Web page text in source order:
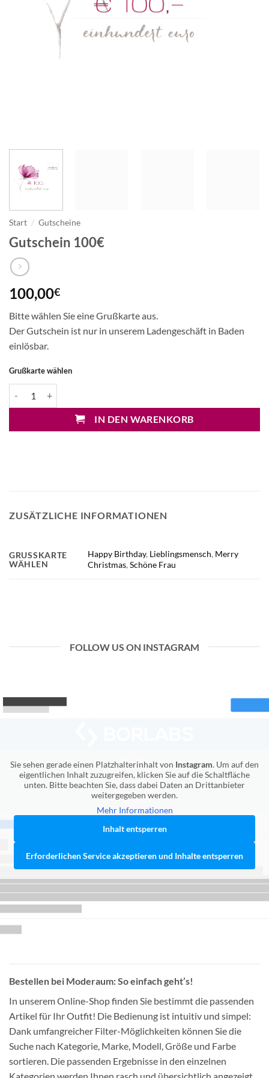
Start / Gutscheine
Gutschein 100€
100,00€
Bitte wählen Sie eine Grußkarte aus.
Der Gutschein ist nur in unserem Ladengeschäft in Baden
einlösbar.
Grußkarte wählen
IN DEN WARENKORB
ZUSÄTZLICHE INFORMATIONEN
GRUSSKARTE W
ÄHLEN
Happy Birthday, Lieblingsmensch, Merry
Christmas,Schöne Frau
FOLLOW US ON INSTAGRAM
Sie sehen gerade einen Platzhalterinhalt von Instagram. Um auf den
eigentlichen Inhalt zuzugreifen, klicken Sie auf die Schaltfläche
unten. Bitte beachten Sie, dass dabei Daten an Drittanbieter
weitergegeben werden.
Mehr Informationen
Inhalt entsperren
Erforderlichen Service akzeptieren und Inhalte entsperren
Bestellen bei Moderaum: So einfach geht’s!
In unserem Online-Shop finden Sie bestimmt die passenden
Artikel für Ihr Outfit! Die Bedienung ist intuitiv und simpel:
Dank umfangreicher Filter-Möglichkeiten können Sie die
Suche nach Kategorie, Marke, Modell, Größe und Farbe
sortieren. Die passenden Ergebnisse in den einzelnen